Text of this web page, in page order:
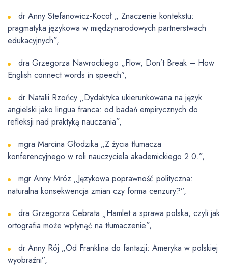
dr Anny Stefanowicz-Kocoł „ Znaczenie kontekstu:
pragmatyka językowa w międzynarodowych partnerstwach
edukacyjnych”,
dra Grzegorza Nawrockiego „Flow, Don’t Break – How
English connect words in speech”,
dr Natalii Rzońcy „Dydaktyka ukierunkowana na język
angielski jako lingua franca: od badań empirycznych do
refleksji nad praktyką nauczania”,
mgra Marcina Głodzika „Z życia tłumacza
konferencyjnego w roli nauczyciela akademickiego 2.0.”,
mgr Anny Mróz „Językowa poprawność polityczna:
naturalna konsekwencja zmian czy forma cenzury?”,
dra Grzegorza Cebrata „Hamlet a sprawa polska, czyli jak
ortografia może wpłynąć na tłumaczenie”,
dr Anny Rój „Od Franklina do fantazji: Ameryka w polskiej
wyobraźni”,